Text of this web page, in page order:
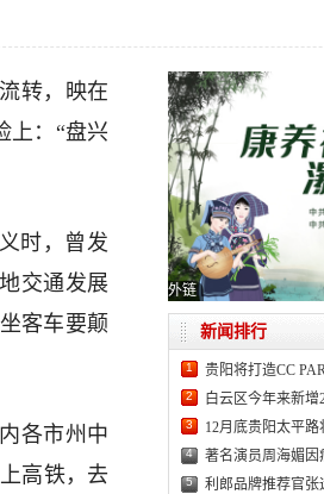
转，映在
上：“盘兴
时，曾发
交通发展
客车要颠
各市州中
高铁，去
外链
新闻排行
1 贵阳将打造CC
2 白云区今年来新
3 12月底贵阳太平路
4 著名演员周海媚因
5 利郎品牌推荐官张